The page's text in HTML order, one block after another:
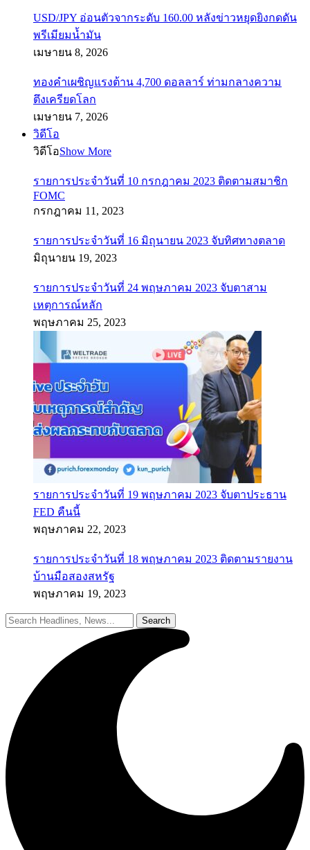
USD/JPY อ่อนตัวจากระดับ 160.00 หลังข่าวหยุดยิงกดดัน
พรีเมียมน้ำมัน
เมษายน 8, 2026
ทองคำเผชิญแรงต้าน 4,700 ดอลลาร์ ท่ามกลางความ
ตึงเครียดโลก
เมษายน 7, 2026
วิดีโอ
วิดีโอShow More
รายการประจำวันที่ 10 กรกฎาคม 2023 ติดตามสมาชิก
FOMC
กรกฎาคม 11, 2023
รายการประจำวันที่ 16 มิถุนายน 2023 จับทิศทางตลาด
มิถุนายน 19, 2023
รายการประจำวันที่ 24 พฤษภาคม 2023 จับตาสาม
เหตุการณ์หลัก
พฤษภาคม 25, 2023
รายการประจำวันที่ 19 พฤษภาคม 2023 จับตาประธาน
FED คืนนี้
พฤษภาคม 22, 2023
รายการประจำวันที่ 18 พฤษภาคม 2023 ติดตามรายงาน
บ้านมือสองสหรัฐ
พฤษภาคม 19, 2023